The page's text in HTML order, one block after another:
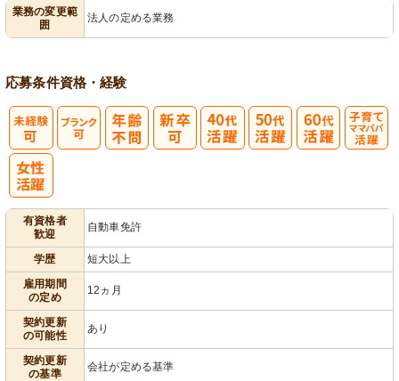
業務の変更範
囲
法人の定める業務
応募条件資格・経験
有資格者
歓迎
自動車免許
学歴
短大以上
雇用期間
の定め
12ヵ月
契約更新
の可能性
あり
契約更新
の基準
会社が定める基準